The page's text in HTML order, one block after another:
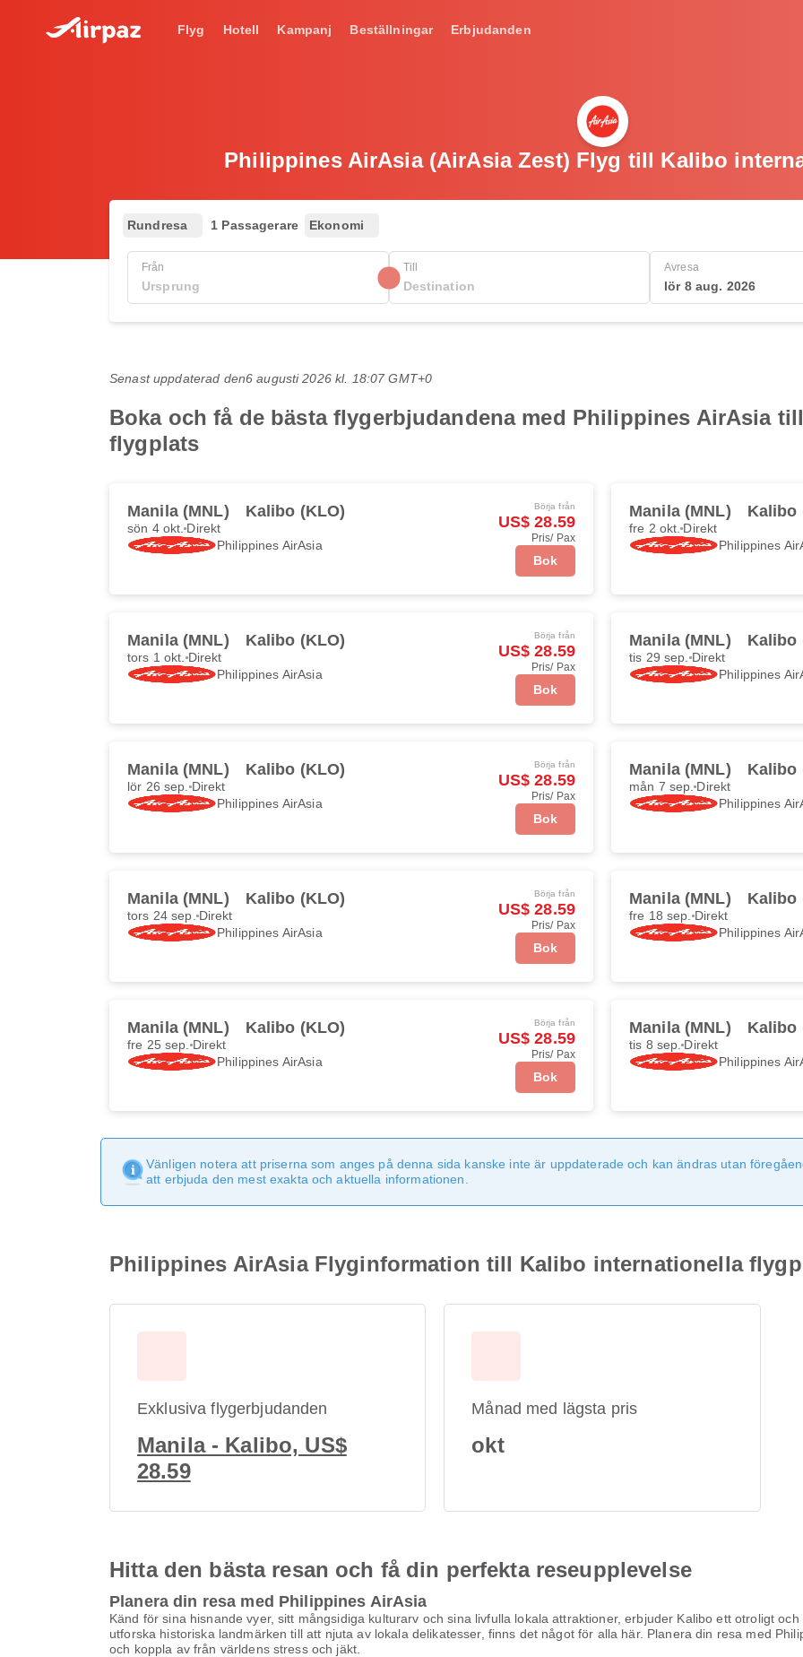
Flyg Hotell Kampanj Beställningar Erbjudanden
Philippines AirAsia (AirAsia Zest) Flyg till Kalibo
Rundresa 1 Passagerare Ekonomi
Från Till Avresa
lör 8 aug. 2026
Senast uppdaterad den6 augusti 2026 kl. 18:07 GMT+0
Boka och få de bästa flygerbjudandena med Philippines AirAsia
flygplats
Manila (MNL) Kalibo (KLO)
sön 4 okt. Direkt
Philippines AirAsia
Börja från
US$ 28.59
Pris/ Pax
Bok
Manila (MNL) Kalibo
fre 2 okt. Direkt
Philippines
Manila (MNL) Kalibo (KLO)
tors 1 okt. Direkt
Philippines AirAsia
Börja från
US$ 28.59
Pris/ Pax
Bok
Manila (MNL) Kalibo
tis 29 sep. Direkt
Philippines
Manila (MNL) Kalibo (KLO)
lör 26 sep. Direkt
Philippines AirAsia
Börja från
US$ 28.59
Pris/ Pax
Bok
Manila (MNL) Kalibo
mån 7 sep. Direkt
Philippines
Manila (MNL) Kalibo (KLO)
tors 24 sep. Direkt
Philippines AirAsia
Börja från
US$ 28.59
Pris/ Pax
Bok
Manila (MNL) Kalibo
fre 18 sep. Direkt
Philippines
Manila (MNL) Kalibo (KLO)
fre 25 sep. Direkt
Philippines AirAsia
Börja från
US$ 28.59
Pris/ Pax
Bok
Manila (MNL) Kalibo
tis 8 sep. Direkt
Philippines
Vänligen notera att priserna som anges på denna sida kanske inte är uppdaterade och kan ändras utan
att erbjuda den mest exakta och aktuella informationen.
Philippines AirAsia Flyginformation till Kalibo internationella
Exklusiva flygerbjudanden
Manila - Kalibo, US$
28.59
Månad med lägsta pris
okt
Hitta den bästa resan och få din perfekta reseupplevelse
Planera din resa med Philippines AirAsia
Känd för sina hisnande vyer, sitt mångsidiga kulturarv och sina livfulla lokala attraktioner, erbjuder Kalibo ett otroligt
utforska historiska landmärken till att njuta av lokala delikatesser, finns det något för alla här. Planera din resa med
och koppla av från världens stress och jäkt.